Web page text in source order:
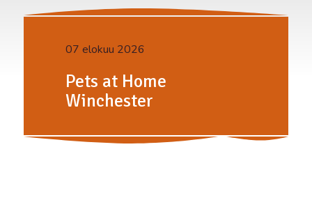
07 elokuu 2026
Pets at Home
Winchester